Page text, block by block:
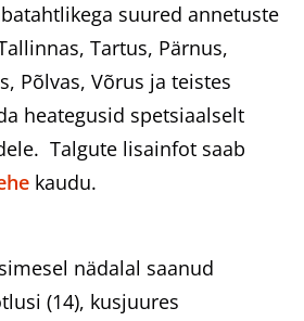
suured annetuste
Tartus, Pärnus,
Põlvas, Võrus ja teistes
heategusid spetsiaalselt
Talgute lisainfot saab
kaudu.
nädalal saanud
(14), kusjuures